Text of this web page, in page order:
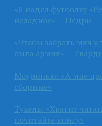
«Я надел футболку
неладное» — Педри
«Чтобы забрать мяч
была армия» —
Моуринью: «А мне
сборные»
Тухель: «Хватит
почитайте книгу»